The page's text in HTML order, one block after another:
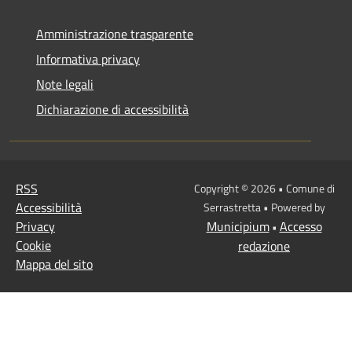
Amministrazione trasparente
Informativa privacy
Note legali
Dichiarazione di accessibilità
RSS
Accessibilità
Privacy
Cookie
Mappa del sito
Copyright © 2026 • Comune di
Serrastretta • Powered by
Municipium• Accesso
redazione